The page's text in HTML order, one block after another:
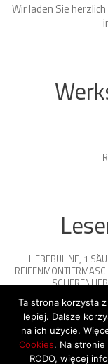
Wir laden Sie
HEBEBÜHNE, 1
© 2026
Ta strona korzysta
lepiej. Dalsze
na ich użycie.
Cookies. Na
RODO, więcej